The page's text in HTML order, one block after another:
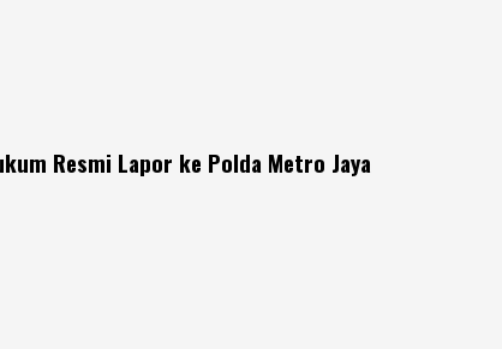
Resmi Lapor ke Polda Metro Jaya